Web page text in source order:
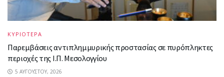
ΚΥΡΙΟΤΕΡΑ
Παρεμβάσεις αντιπλημμυρικής προστασίας σε πυρόπληκτες
περιοχές της Ι.Π. Μεσολογγίου
5 ΑΥΓΟΎΣΤΟΥ, 2026